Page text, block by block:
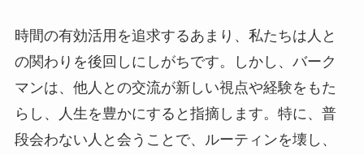
時間の有効活用を追求するあまり、私たちは人と
の関わりを後回しにしがちです。しかし、バーク
マンは、他人との交流が新しい視点や経験をもた
らし、人生を豊かにすると指摘します。特に、普
段会わない人と会うことで、ルーティンを壊し、